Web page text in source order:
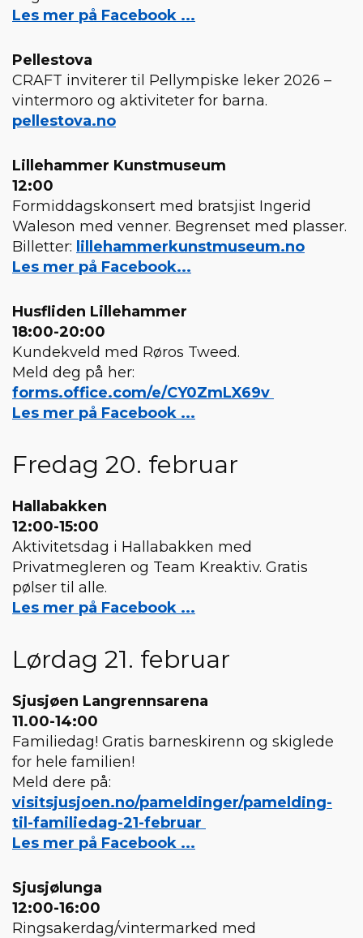
Les mer på Facebook ...
Pellestova
CRAFT inviterer til Pellympiske leker 2026 –
vintermoro og aktiviteter for barna.
pellestova.no
Lillehammer Kunstmuseum
12:00
Formiddagskonsert med bratsjist Ingerid
Waleson med venner. Begrenset med plasser.
Billetter: lillehammerkunstmuseum.no
Les mer på Facebook...
Husfliden Lillehammer
18:00-20:00
Kundekveld med Røros Tweed.
Meld deg på her:
forms.office.com/e/CY0ZmLX69v
Les mer på Facebook ...
Fredag 20. februar
Hallabakken
12:00-15:00
Aktivitetsdag i Hallabakken med
Privatmegleren og Team Kreaktiv. Gratis
pølser til alle.
Les mer på Facebook ...
Lørdag 21. februar
Sjusjøen Langrennsarena
11.00-14:00
Familiedag! Gratis barneskirenn og skiglede
for hele familien!
Meld dere på:
visitsjusjoen.no/pameldinger/pamelding-
til-familiedag-21-februar
Les mer på Facebook ...
Sjusjølunga
12:00-16:00
Ringsakerdag/vintermarked med